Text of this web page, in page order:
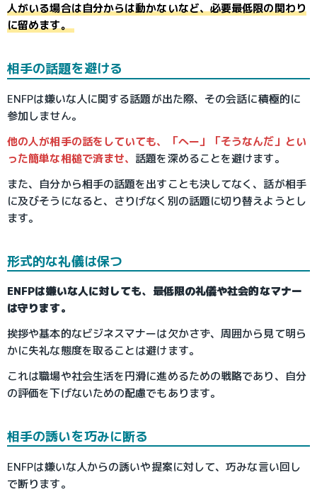
人がいる場合は自分からは動かないなど、必要最低限の関わり
に留めます。
相手の話題を避ける
ENFPは嫌いな人に関する話題が出た際、その会話に積極的に
参加しません。
他の人が相手の話をしていても、「へー」「そうなんだ」とい
った簡単な相槌で済ませ、 話題を深めることを避けます。
また、自分から相手の話題を出すことも決してなく、話が相手
に及びそうになると、さりげなく別の話題に切り替えようとし
ます。
形式的な礼儀は保つ
ENFPは嫌いな人に対しても、最低限の礼儀や社会的なマナー
は守ります。
挨拶や基本的なビジネスマナーは欠かさず、周囲から見て明ら
かに失礼な態度を取ることは避けます。
これは職場や社会生活を円滑に進めるための戦略であり、自分
の評価を下げないための配慮でもあります。
相手の誘いを巧みに断る
ENFPは嫌いな人からの誘いや提案に対して、巧みな言い回し
で断ります。